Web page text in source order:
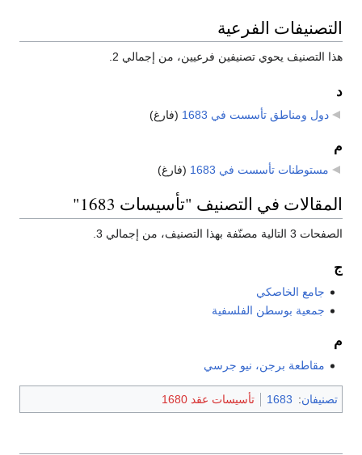
التصنيفات الفرعية
هذا التصنيف يحوي تصنيفين فرعيين، من إجمالي 2.
د
دول ومناطق تأسست في 1683 (فارغ)
م
مستوطنات تأسست في 1683 (فارغ)
المقالات في التصنيف "تأسيسات 1683"
الصفحات 3 التالية مصنّفة بهذا التصنيف، من إجمالي 3.
ج
جامع الخاصكي
جمعية بوسطن الفلسفية
م
مقاطعة برجن، نيو جرسي
تصنيفان:
1683 تأسيسات عقد 1680